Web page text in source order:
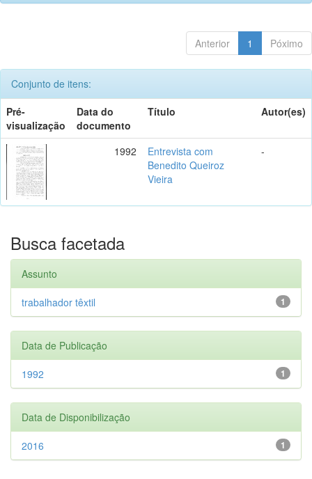
Anterior 1 Póximo
Conjunto de itens:
Pré-
visualização
Data do
documento
Título Autor(es)
1992
Entrevista com
Benedito Queiroz
Vieira
-
Busca facetada
Assunto
1
trabalhador têxtil
Data de Publicação
1
1992
Data de Disponibilização
1
2016